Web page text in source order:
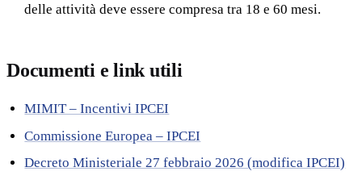
delle attività deve essere compresa tra 18 e 60 mesi.
Documenti e link utili
MIMIT – Incentivi IPCEI
Commissione Europea – IPCEI
Decreto Ministeriale 27 febbraio 2026 (modifica IPCEI)